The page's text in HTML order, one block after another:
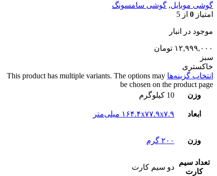
گوشی موبایل, گوشی سامسونگ
امتیاز 0 از 5
موجود در انبار
۱۲,۹۹۹,۰۰۰ تومان
سبز
خاکستری
انتخاب گزینه‌ها This product has multiple variants. The options may
be chosen on the product page
وزن
10 کیلوگرم
ابعاد ۱۶۴.۴x۷۷.۹x۷.۹ میلی‌متر
وزن ۲۰۰ گرم
تعداد سيم
کارت
دو سيم کارت